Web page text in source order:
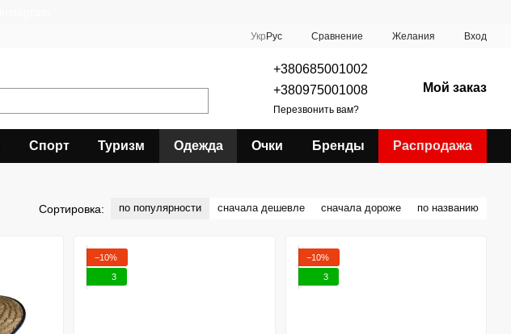
Укр Рус Сравнение Желания Вход
+380685001002
+380975001008
Перезвонить вам?
Мой заказ
Спорт Туризм Одежда Очки Бренды Распродажа
Сортировка: по популярности сначала дешевле сначала дороже по названию
−10%
3
−10%
3